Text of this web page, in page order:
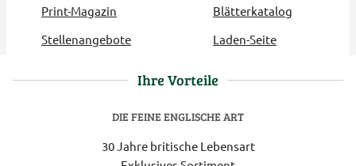
Print-Magazin
Blätterkatalog
Stellenangebote
Laden-Seite
Ihre Vorteile
DIE FEINE ENGLISCHE ART
30 Jahre britische Lebensart